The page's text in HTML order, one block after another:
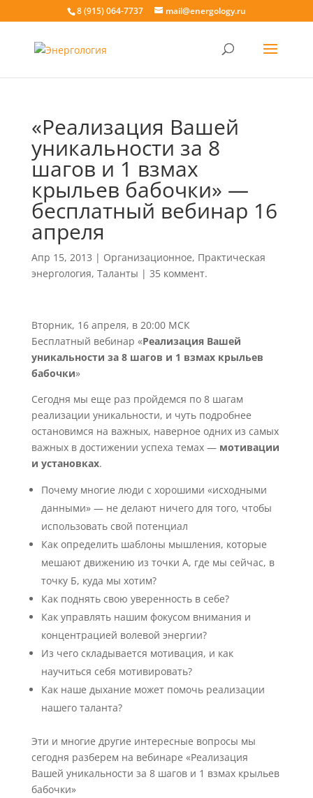
8 (915) 064-7737 mail@energology.ru
«Реализация Вашей
уникальности за 8
шагов и 1 взмах
крыльев бабочки» —
бесплатный вебинар 16
апреля
Апр 15, 2013 | Организационное, Практическая
энергология, Таланты | 35 коммент.
Вторник, 16 апреля, в 20:00 МСК
Бесплатный вебинар «Реализация Вашей
уникальности за 8 шагов и 1 взмах крыльев
бабочки»
Сегодня мы еще раз пройдемся по 8 шагам
реализации уникальности, и чуть подробнее
остановимся на важных, наверное одних из самых
важных в достижении успеха темах — мотивации
и установках.
Почему многие люди с хорошими «исходными
данными» — не делают ничего для того, чтобы
использовать свой потенциал
Как определить шаблоны мышления, которые
мешают движению из точки А, где мы сейчас, в
точку Б, куда мы хотим?
Как поднять свою уверенность в себе?
Как управлять нашим фокусом внимания и
концентрацией волевой энергии?
Из чего складывается мотивация, и как
научиться себя мотивировать?
Как наше дыхание может помочь реализации
нашего таланта?
Эти и многие другие интересные вопросы мы
сегодня разберем на вебинаре «Реализация
Вашей уникальности за 8 шагов и 1 взмах крыльев
бабочки»